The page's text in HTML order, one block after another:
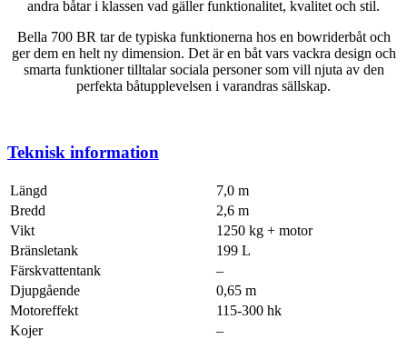
andra båtar i klassen vad gäller funktionalitet, kvalitet och stil.
Bella 700 BR tar de typiska funktionerna hos en bowriderbåt och
ger dem en helt ny dimension. Det är en båt vars vackra design och
smarta funktioner tilltalar sociala personer som vill njuta av den
perfekta båtupplevelsen i varandras sällskap.
Teknisk information
Längd
7,0 m
Bredd
2,6 m
Vikt
1250 kg + motor
Bränsletank
199 L
Färskvattentank
–
Djupgående
0,65 m
Motoreffekt
115-300 hk
Kojer
–